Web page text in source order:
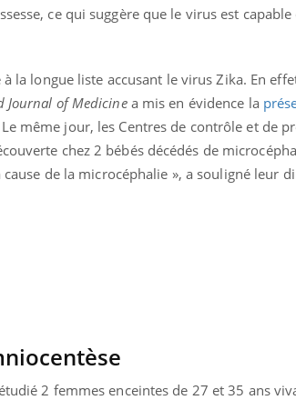
ce qui suggère que le virus est
la longue liste accusant le virus Zika. En
Journal of Medicine a mis en évidence la
même jour, les Centres de contrôle et de
chez 2 bébés décédés de
de la microcéphalie », a souligné leur
2 femmes enceintes de 27 et 35 ans